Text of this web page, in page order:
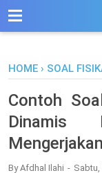
-->
HOME › SOAL
Contoh
Dinamis
ByAfdhal Ilahi Sabtu,